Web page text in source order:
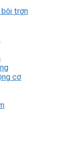
trơn
cơ